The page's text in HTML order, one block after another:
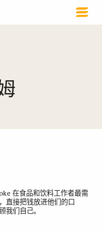
在食品和饮料工作者最需
直接把钱放进他们的口
我们自己。